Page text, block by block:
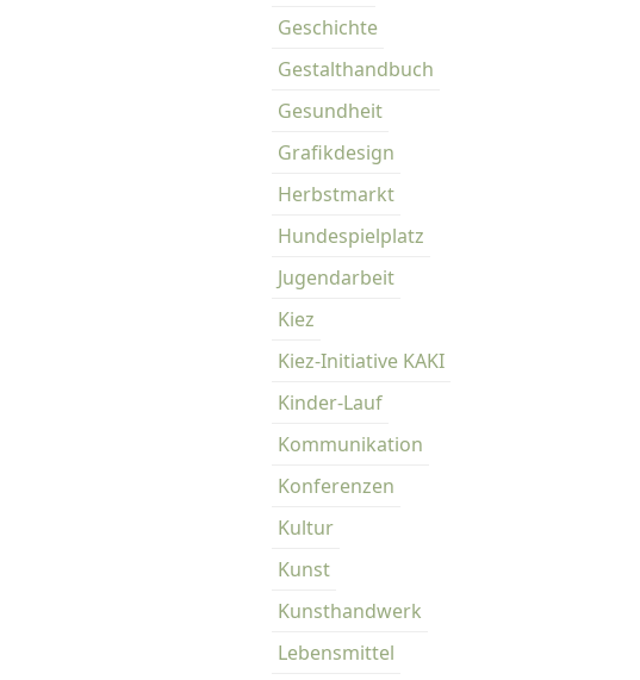
Geschichte
Gestalthandbuch
Gesundheit
Grafikdesign
Herbstmarkt
Hundespielplatz
Jugendarbeit
Kiez
Kiez-Initiative KAKI
Kinder-Lauf
Kommunikation
Konferenzen
Kultur
Kunst
Kunsthandwerk
Lebensmittel